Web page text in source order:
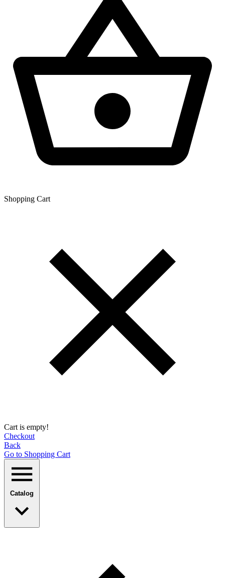
Shopping Сart
Cart is empty!
Checkout
Back
Go to Shopping Сart
Catalog